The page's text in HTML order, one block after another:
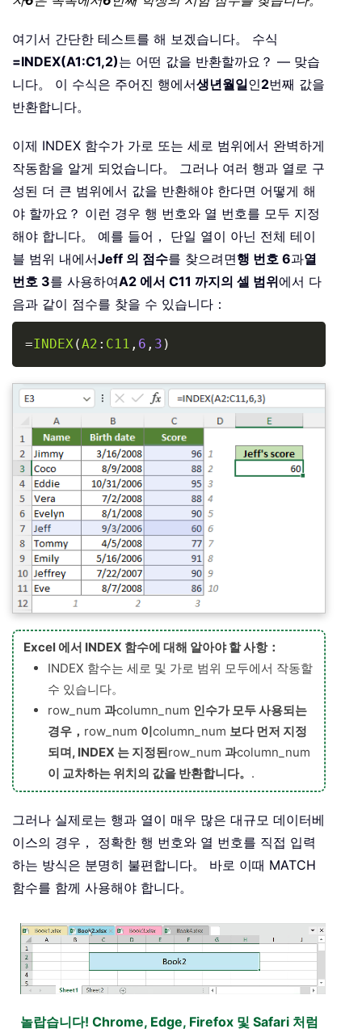
여기서 간단한 테스트를 해 보겠습니다。 수식
=INDEX(A1:C1,2)는 어떤 값을 반환할까요？ — 맞습
니다。 이 수식은 주어진 행에서생년월일인2번째 값을
반환합니다。
이제 INDEX 함수가 가로 또는 세로 범위에서 완벽하게
작동함을 알게 되었습니다。 그러나 여러 행과 열로 구
성된 더 큰 범위에서 값을 반환해야 한다면 어떻게 해
야 할까요？ 이런 경우 행 번호와 열 번호를 모두 지정
해야 합니다。 예를 들어， 단일 열이 아닌 전체 테이
블 범위 내에서Jeff 의 점수를 찾으려면행 번호 6과열
번호 3를 사용하여A2 에서 C11 까지의 셀 범위에서 다
음과 같이 점수를 찾을 수 있습니다：
=INDEX(A2 : C11 , 6 , 3 )
Excel 에서 INDEX 함수에 대해 알아야 할 사항：
INDEX 함수는 세로 및 가로 범위 모두에서 작동할
수 있습니다。
row_num 과column_num 인수가 모두 사용되는
경우， row_num 이column_num 보다 먼저 지정
되며, INDEX 는 지정된row_num 과column_num
이 교차하는 위치의 값을 반환합니다。 .
그러나 실제로는 행과 열이 매우 많은 대규모 데이터베
이스의 경우， 정확한 행 번호와 열 번호를 직접 입력
하는 방식은 분명히 불편합니다。 바로 이때 MATCH
함수를 함께 사용해야 합니다。
놀랍습니다! Chrome, Edge, Firefox 및 Safari 처럼